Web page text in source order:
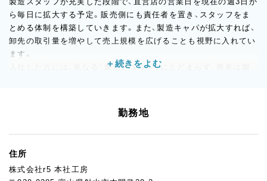
ら毎日に拡大する予定。販売側にも責任者を置き、スタッフをま
とめる体制を構築していきます。また、製造キャパが拡大すれば、
卸先の取引量を増やして売上規模を広げることも視野に入れてい
ます。
入社した方には、単なる「製造スタッフ」にとどまらず、将来は製
「富山で、自分のキャリアをしっかり築きたい」という方にとっ
て、成長のフィールドが広がっている職場です。
勤務地
住所
株式会社r5 本社工房